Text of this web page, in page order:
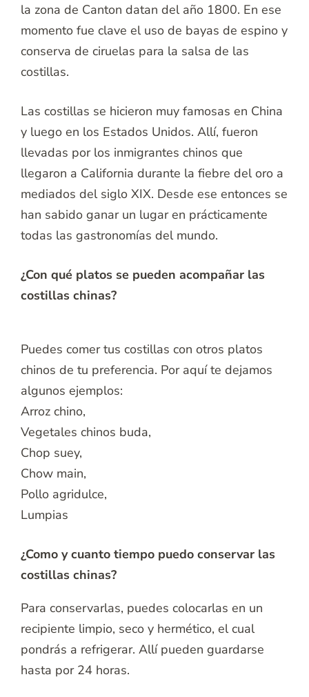
la zona de Canton datan del año 1800. En ese
momento fue clave el uso de bayas de espino y
conserva de ciruelas para la salsa de las
costillas.
Las costillas se hicieron muy famosas en China
y luego en los Estados Unidos. Allí, fueron
llevadas por los inmigrantes chinos que
llegaron a California durante la fiebre del oro a
mediados del siglo XIX. Desde ese entonces se
han sabido ganar un lugar en prácticamente
todas las gastronomías del mundo.
¿Con qué platos se pueden acompañar las
costillas chinas?
Puedes comer tus costillas con otros platos
chinos de tu preferencia. Por aquí te dejamos
algunos ejemplos:
Arroz chino,
Vegetales chinos buda,
Chop suey,
Chow main,
Pollo agridulce,
Lumpias
¿Como y cuanto tiempo puedo conservar las
costillas chinas?
Para conservarlas, puedes colocarlas en un
recipiente limpio, seco y hermético, el cual
pondrás a refrigerar. Allí pueden guardarse
hasta por 24 horas.